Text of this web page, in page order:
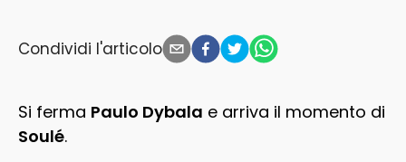
Condividi l'articolo
Si ferma Paulo Dybala e arriva il momento di
Soulé.